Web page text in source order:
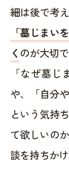
細は後で考
「墓じまい
く のが大切で
「なぜ墓じ
や、「自分
という気持
て欲しいの
談を持ちか